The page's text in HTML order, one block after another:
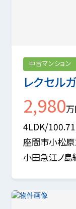
レクセル
中古マンション
2,980
4LDK/
座間市小松原
小田急江ノ島